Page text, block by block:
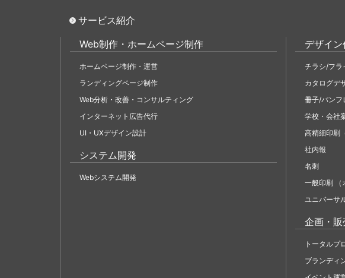
サービス紹介
Web制作・ホームページ制作
ホームページ制作・運営
ランディングページ制作
Web分析・改善・コンサルティング
インターネット広告代行
UI・UXデザイン設計
システム開発
Webシステム開発
デザイ
チラシ/フラ
カタログデ
冊子/パンフ
学校・会社
高精細印刷
社内報
名刺
一般印刷 （
ユニバーサ
企画・販
トータルプ
ブランディ